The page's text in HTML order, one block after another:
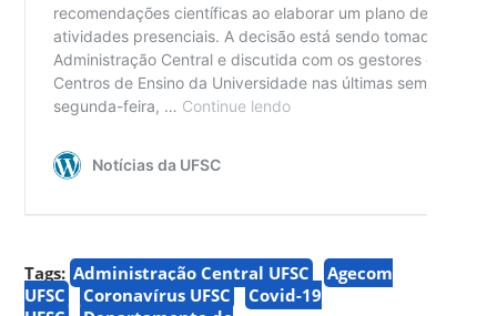
Tags: Administração Central UFSC
Agecom
UFSC
Coronavírus UFSC
Covid-19